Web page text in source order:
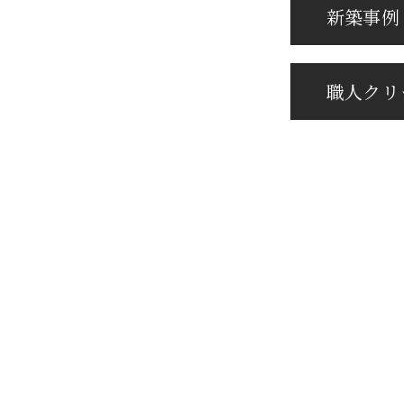
新築事例
職⼈クリ